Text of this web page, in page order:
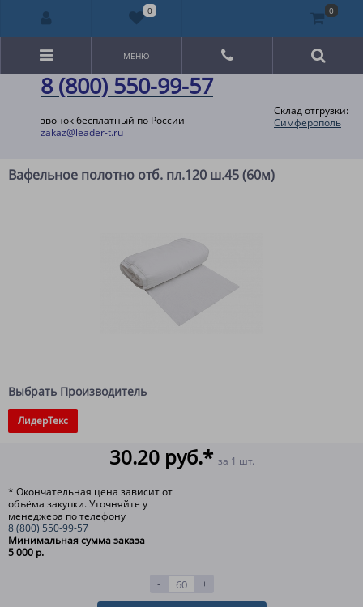
8 (800) 550-99-57
звонок бесплатный по России
zakaz@leader-t.ru
Склад отгрузки:
Симферополь
МЕНЮ
Вафельное полотно отб. пл.120 ш.45 (60м)
Выбрать Производитель
ЛидерТекс
30.20 руб.* за 1 шт.
* Окончательная цена зависит от
объёма закупки. Уточняйте у
менеджера по телефону
8 (800) 550-99-57
Минимальная сумма заказа
5 000 р.
- +
0 0